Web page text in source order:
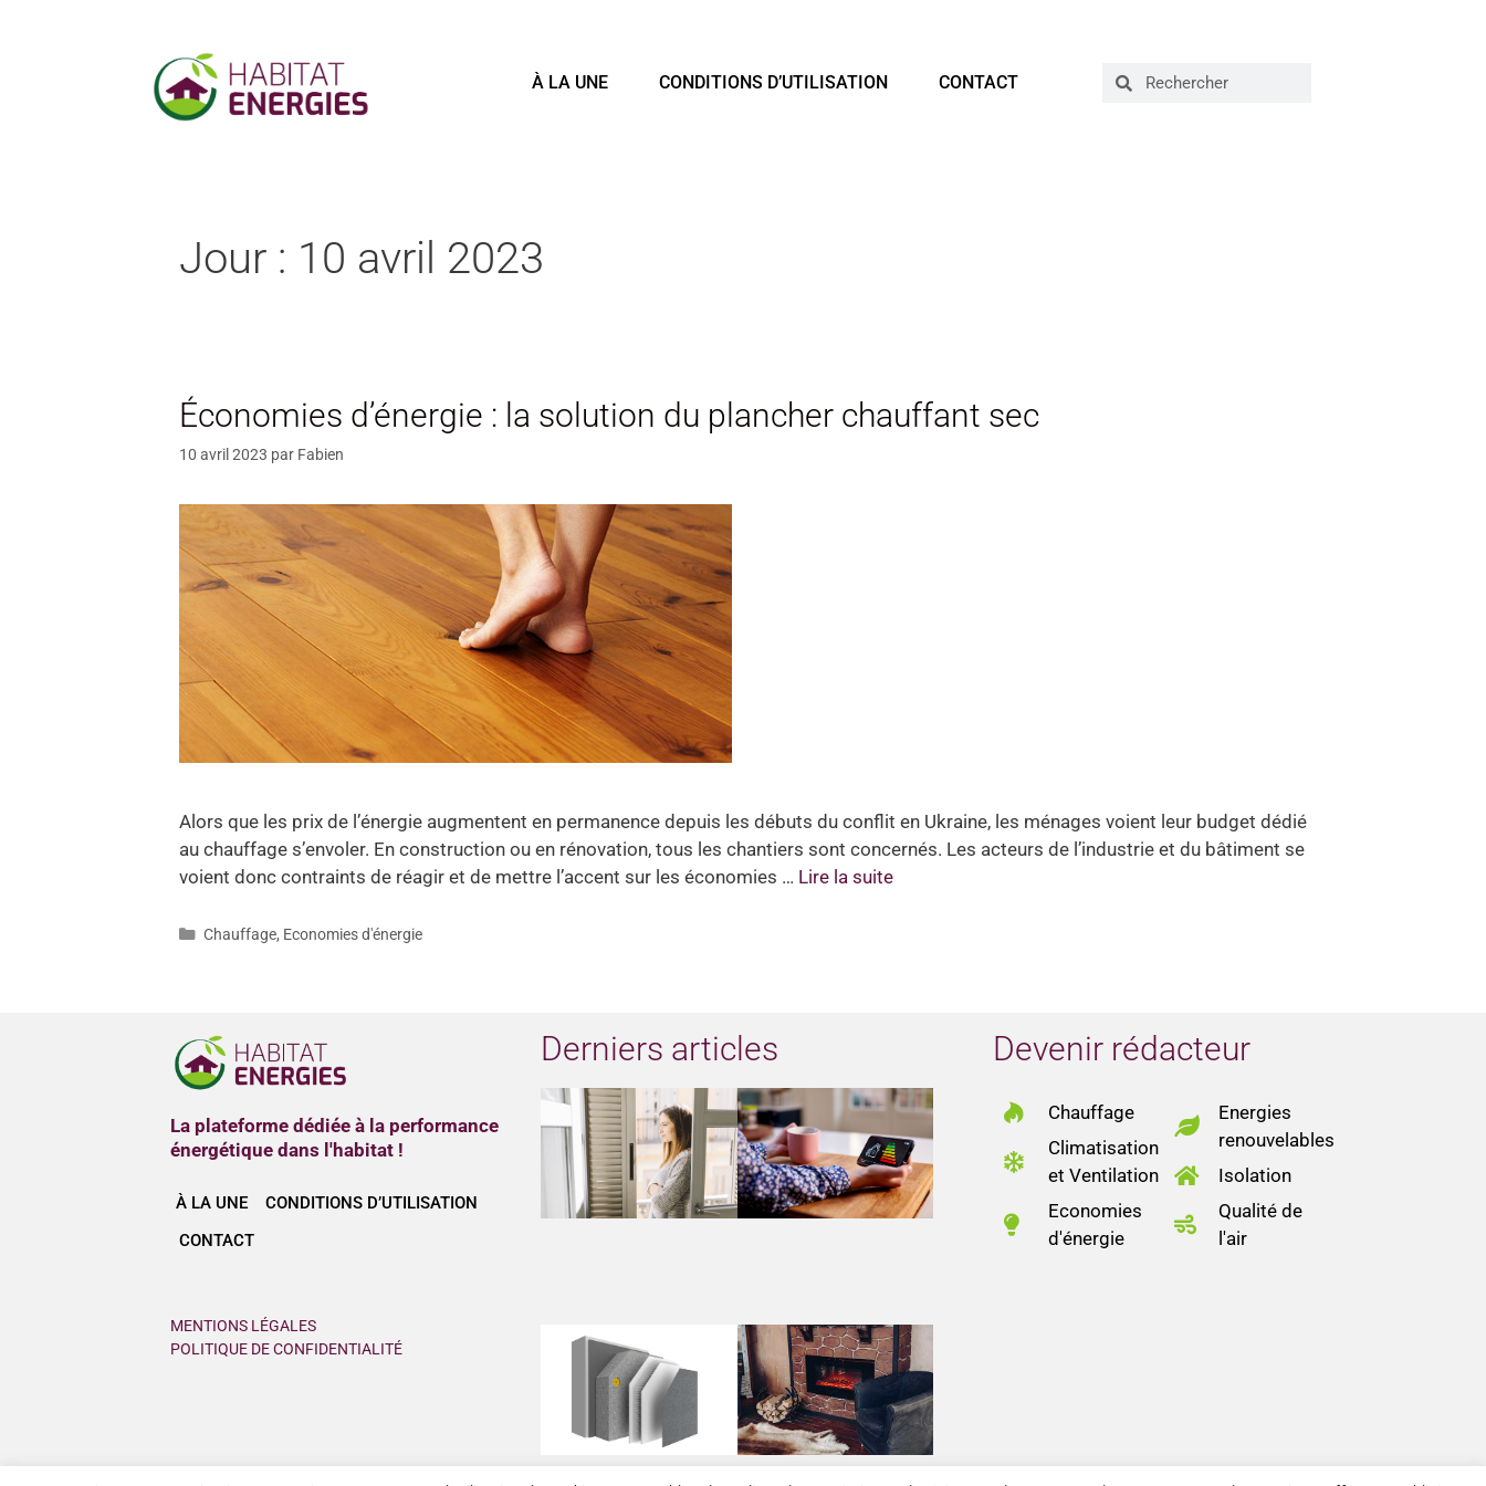
À LA UNE CONDITIONS D’UTILISATION CONTACT
Jour : 10 avril 2023
Économies d’énergie : la solution du plancher chauffant sec
10 avril 2023 par Fabien
Alors que les prix de l’énergie augmentent en permanence depuis les débuts du conflit en Ukraine, les ménages voient leur budget dédié
au chauffage s’envoler. En construction ou en rénovation, tous les chantiers sont concernés. Les acteurs de l’industrie et du bâtiment se
voient donc contraints de réagir et de mettre l’accent sur les économies … Lire la suite
Chauffage, Economies d'énergie
La plateforme dédiée à la performance
énergétique dans l'habitat !
À LA UNE
CONDITIONS D’UTILISATION
CONTACT
MENTIONS LÉGALES
POLITIQUE DE CONFIDENTIALITÉ
Derniers articles Devenir rédacteur
Chauffage
Climatisation
et Ventilation
Economies
d'énergie
Energies
renouvelables
Isolation
Qualité de
l'air